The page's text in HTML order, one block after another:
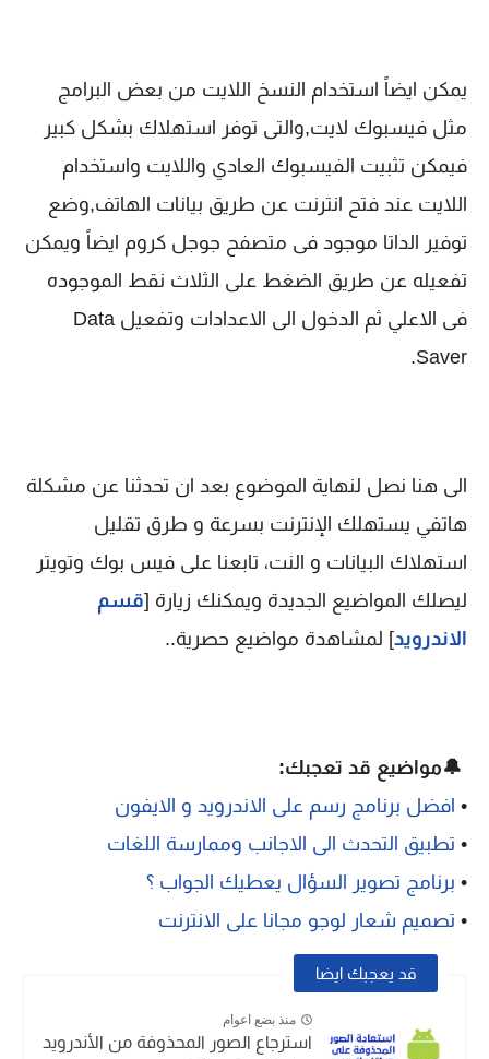
يمكن ايضاً استخدام النسخ اللايت من بعض البرامج
مثل فيسبوك لايت,والتى توفر استهلاك بشكل كبير
فيمكن تثبيت الفيسبوك العادي واللايت واستخدام
اللايت عند فتح انترنت عن طريق بيانات الهاتف,وضع
توفير الداتا موجود فى متصفح جوجل كروم ايضاً ويمكن
تفعيله عن طريق الضغط على الثلاث نقط الموجوده
فى الاعلي ثم الدخول الى الاعدادات وتفعيل Data
Saver.
الى هنا نصل لنهاية الموضوع بعد ان تحدثنا عن مشكلة
هاتفي يستهلك الإنترنت بسرعة و طرق تقليل
استهلاك البيانات و النت، تابعنا على فيس بوك وتويتر
ليصلك المواضيع الجديدة ويمكنك زيارة [قسم
الاندرويد] لمشاهدة مواضيع حصرية..
🔔مواضيع قد تعجبك:
• افضل برنامج رسم على الاندرويد و الايفون
• تطبيق التحدث الى الاجانب وممارسة اللغات
• برنامج تصوير السؤال يعطيك الجواب ؟
• تصميم شعار لوجو مجانا على الانترنت
قد يعجبك ايضا
منذ بضع اعوام
استرجاع الصور المحذوفة من الأندرويد